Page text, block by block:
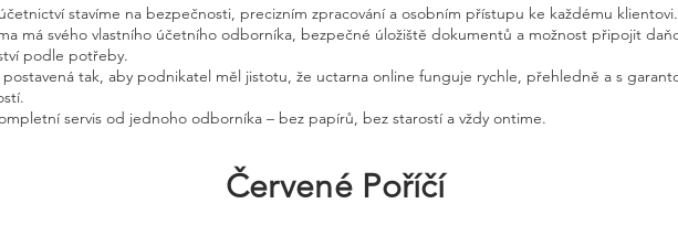
stavíme na bezpečnosti, precizním zpracování a osobním přístupu ke každému klientovi.
má svého vlastního účetního odborníka, bezpečné úložiště dokumentů a možnost připojit
podle potřeby.
postavená tak, aby podnikatel měl jistotu, že uctarna online funguje rychle, přehledně a s
servis od jednoho odborníka – bez papírů, bez starostí a vždy ontime.
Červené Poříčí